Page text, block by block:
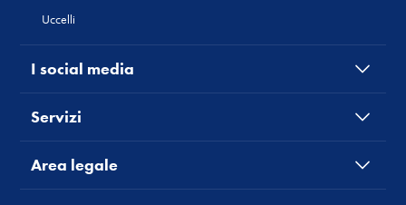
Uccelli
I social media
Servizi
Area legale